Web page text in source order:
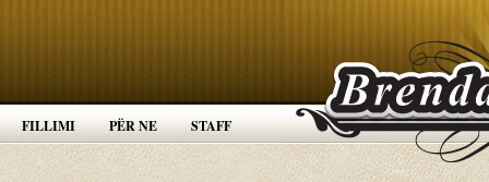
FILLIMI PËR NE STAFF